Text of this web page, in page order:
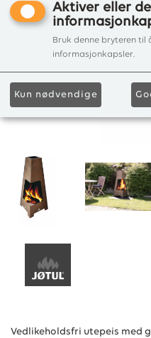
Vedlikeholdsfri utepeis med
Aktiver eller
Bruk denne bryteren til
informasjonkapsler.
Kun nødvendige